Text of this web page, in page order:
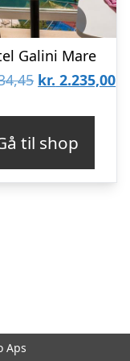
Galini Mare
Den
kr. 2.734,45.
kr. 2.235,00
til shop
Aps